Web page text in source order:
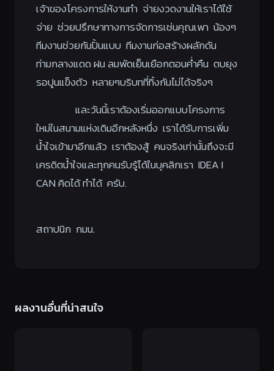
เจ้าของโครงการให้งานทำ จ่ายงวดงานให้เราได้ใช้
จ่าย ช่วยปรึกษาทางการจัดการเช่นคุณเพา น้องๆ
ทีมงานช่วยกันปั้นแบบ ทีมงานก่อสร้างผลักดัน
ท่ามกลางแดด ฝน ลมพัดเย็นเยือกตอนค่ำคืน ตบยุง
รอปูนแข็งตัว หลายๆบริบทที่ทิ้งกันไม่ได้จริงๆ
และวันนี้เราต้องเริ่มออกแบบโครงการ
ใหม่ในสนามแห่งเดิมอีกหลังหนึ่ง เราได้รับการเพิ่ม
น้ำใจเข้ามาอีกแล้ว เราต้องสู้ คนจริงเท่านั้นถึงจะมี
เครดิตน้ำใจและทุกคนรับรู้ได้ในบุคลิกเรา IDEA I
CAN คิดได้ ทำได้ ครับ.
สถาปนิก กมน.
ผลงานอื่นที่น่าสนใจ